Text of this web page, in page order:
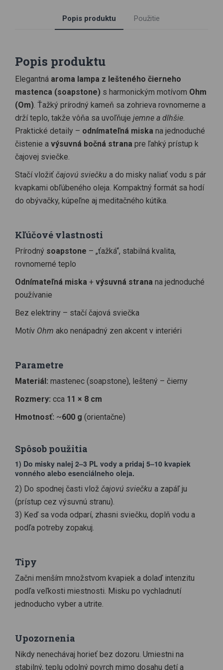
Popis produktu Použitie
Popis produktu
Elegantná aroma lampa z lešteného čierneho
mastenca (soapstone) s harmonickým motívom Ohm
(Om). Ťažký prírodný kameň sa zohrieva rovnomerne a
drží teplo, takže vôňa sa uvoľňuje jemne a dlhšie.
Praktické detaily – odnímateľná miska na jednoduché
čistenie a výsuvná bočná strana pre ľahký prístup k
čajovej sviečke.
Stačí vložiť čajovú sviečku a do misky naliať vodu s pár
kvapkami obľúbeného oleja. Kompaktný formát sa hodí
do obývačky, kúpeľne aj meditačného kútika.
Kľúčové vlastnosti
Prírodný soapstone – „ťažká“, stabilná kvalita,
rovnomerné teplo
Odnímateľná miska + výsuvná strana na jednoduché
používanie
Bez elektriny – stačí čajová sviečka
Motív Ohm ako nenápadný zen akcent v interiéri
Parametre
Materiál: mastenec (soapstone), leštený – čierny
Rozmery: cca 11 × 8 cm
Hmotnosť: ~600 g (orientačne)
Spôsob použitia
1) Do misky nalej 2–3 PL vody a pridaj 5–10 kvapiek
vonného alebo esenciálneho oleja.
2) Do spodnej časti vlož čajovú sviečku a zapáľ ju
(prístup cez výsuvnú stranu).
3) Keď sa voda odparí, zhasni sviečku, doplň vodu a
podľa potreby zopakuj.
Tipy
Začni menším množstvom kvapiek a dolaď intenzitu
podľa veľkosti miestnosti. Misku po vychladnutí
jednoducho vyber a utrite.
Upozornenia
Nikdy nenechávaj horieť bez dozoru. Umiestni na
stabilný, teplu odolný povrch mimo dosahu detí a